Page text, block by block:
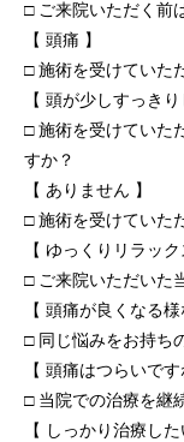
□ ご来院いただく前
【 頭痛 】
□ 施術を受けていた
【 頭が少しすっきり
□ 施術を受けていた
すか？
【 ありません 】
□ 施術を受けていた
【 ゆっくりリラッ
□ ご来院いただいた
【 頭痛が良くなる
□ 同じ悩みをお持ち
【 頭痛はつらいです
□ 当院での治療を継
【 しっかり治療した